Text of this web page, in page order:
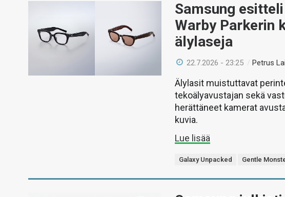
Samsung
Warby Parkerin
älylaseja
22.7.2026 - 23:25 /Petrus
Älylasit muistuttavat
tekoälyavustajan sekä
herättäneet kamerat
kuvia.
Lue lisää
Galaxy Unpacked Gentle